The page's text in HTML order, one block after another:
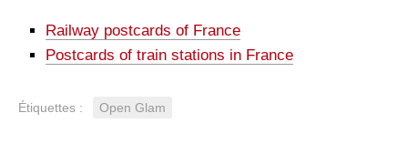
Railway postcards of France
Postcards of train stations in France
Étiquettes : Open Glam